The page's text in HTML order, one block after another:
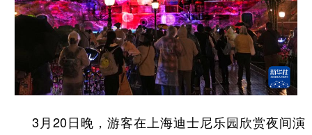
3月20日晚，游客在上海迪士尼乐园欣赏夜间演